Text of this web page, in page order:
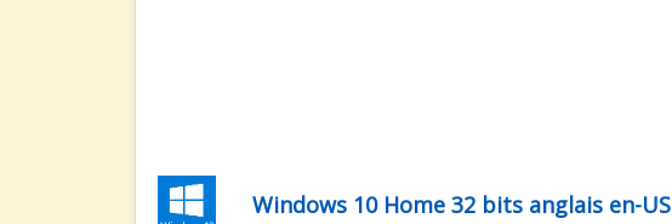
Windows 10 Home 32 bits anglais en-US